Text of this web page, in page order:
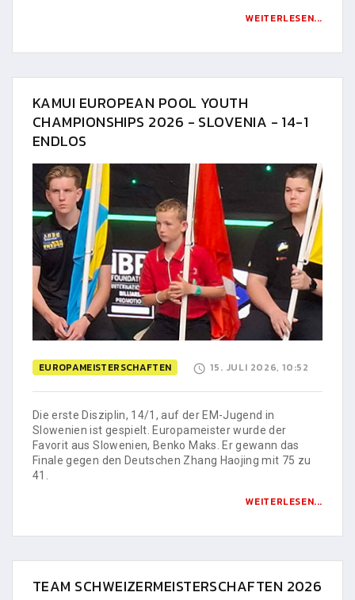
WEITERLESEN...
KAMUI EUROPEAN POOL YOUTH
CHAMPIONSHIPS 2026 - SLOVENIA - 14-1
ENDLOS
EUROPAMEISTERSCHAFTEN 15. JULI 2026, 10:52
Die erste Disziplin, 14/1, auf der EM-Jugend in
Slowenien ist gespielt. Europameister wurde der
Favorit aus Slowenien, Benko Maks. Er gewann das
Finale gegen den Deutschen Zhang Haojing mit 75 zu
41.
WEITERLESEN...
TEAM SCHWEIZERMEISTERSCHAFTEN 2026